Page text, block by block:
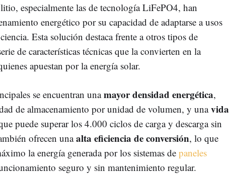
especialmente las de tecnología LiFePO4, han
energético por su capacidad de adaptarse a usos
Esta solución destaca frente a otros tipos de
de características técnicas que la convierten en la
apuestan por la energía solar.
se encuentran unamayor densidad energética,
de almacenamiento por unidad de volumen, y unavida
puede superar los 4.000 ciclos de carga y descarga sin
ofrecen unaalta eficiencia de conversión, lo que
la energía generada por los sistemas de paneles
seguro y sin mantenimiento regular.